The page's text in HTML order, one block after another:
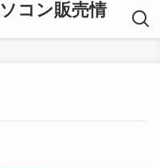
コン販売情